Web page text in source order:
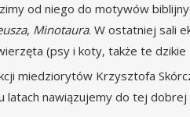
od niego do motywów
, Minotaura. W ostatniej sali
(psy i koty, także te
miedziorytów Krzysztofa
latach nawiązujemy do tej